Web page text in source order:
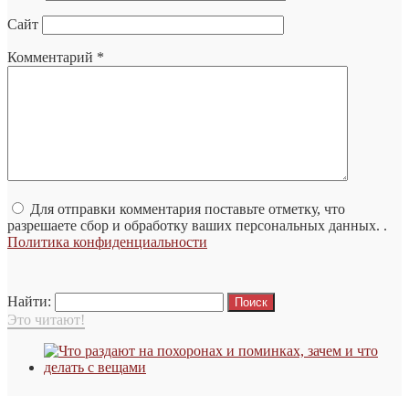
Сайт
Комментарий *
Для отправки комментария поставьте отметку, что
разрешаете сбор и обработку ваших персональных данных. .
Политика конфиденциальности
Найти:
Это читают!